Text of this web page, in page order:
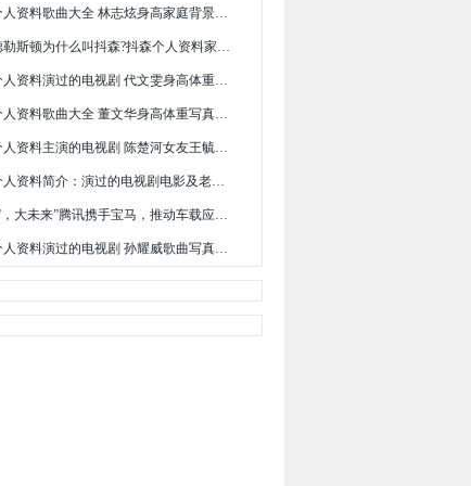
林志炫个人资料歌曲大全 林志炫身高家庭背景写真图片
汤姆希德勒斯顿为什么叫抖森?抖森个人资料家庭背景写真图片
代文雯个人资料演过的电视剧 代文雯身高体重写真图片
董文华个人资料歌曲大全 董文华身高体重写真图片
陈楚河个人资料主演的电视剧 陈楚河女友王毓菲资料写真图片
黎耀祥个人资料简介：演过的电视剧电影及老婆介绍
“小场景”，大未来”腾讯携手宝马，推动车载应用生态创新
孙耀威个人资料演过的电视剧 孙耀威歌曲写真图片